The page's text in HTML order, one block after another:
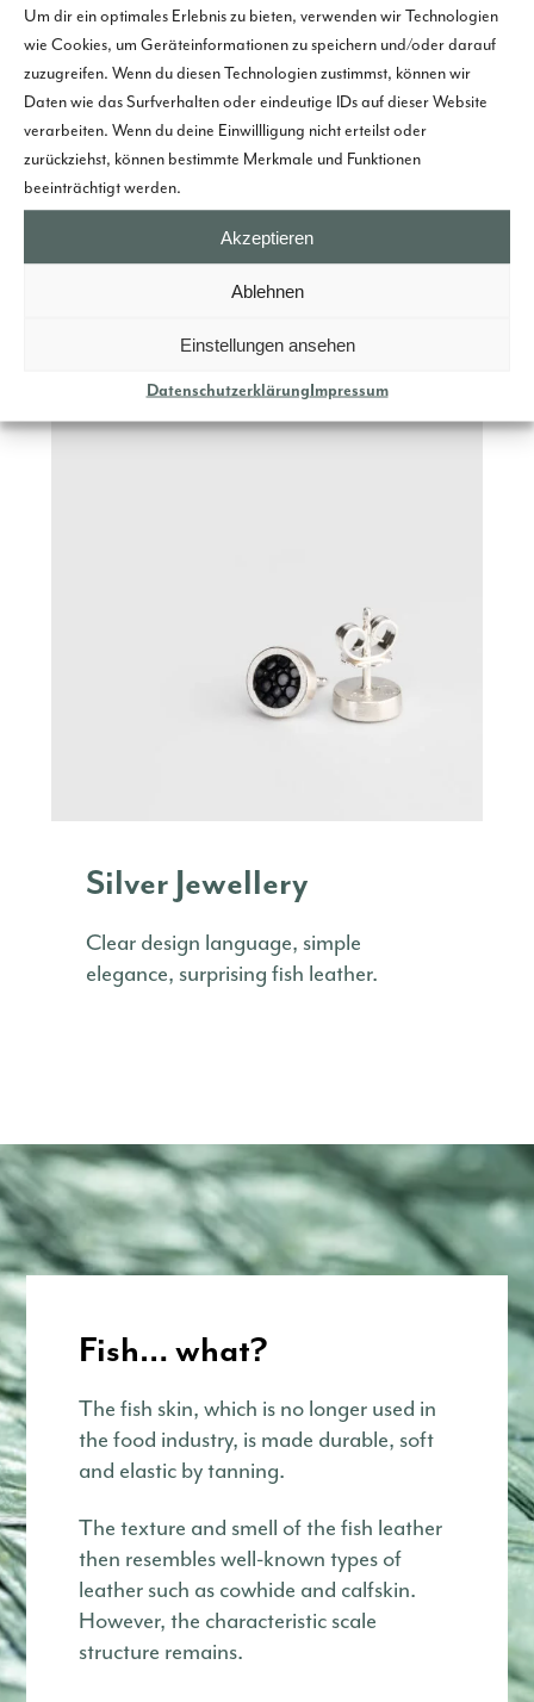
Um dir ein optimales Erlebnis zu bieten, verwenden wir Technologien
wie Cookies, um Geräteinformationen zu speichern und/oder darauf
zuzugreifen. Wenn du diesen Technologien zustimmst, können wir
Daten wie das Surfverhalten oder eindeutige IDs auf dieser Website
verarbeiten. Wenn du deine Einwillligung nicht erteilst oder
zurückziehst, können bestimmte Merkmale und Funktionen
beeinträchtigt werden.
Akzeptieren
Ablehnen
Einstellungen ansehen
DatenschutzerklärungImpressum
Gold Jewellery
Breathtaking fish leather structures,
precious metals, the highest level of
Silver Jewellery
Clear design language, simple
elegance, surprising fish leather.
Fish… what?
The fish skin, which is no longer used in
the food industry, is made durable, soft
and elastic by tanning.
The texture and smell of the fish leather
then resembles well-known types of
leather such as cowhide and calfskin.
However, the characteristic scale
structure remains.